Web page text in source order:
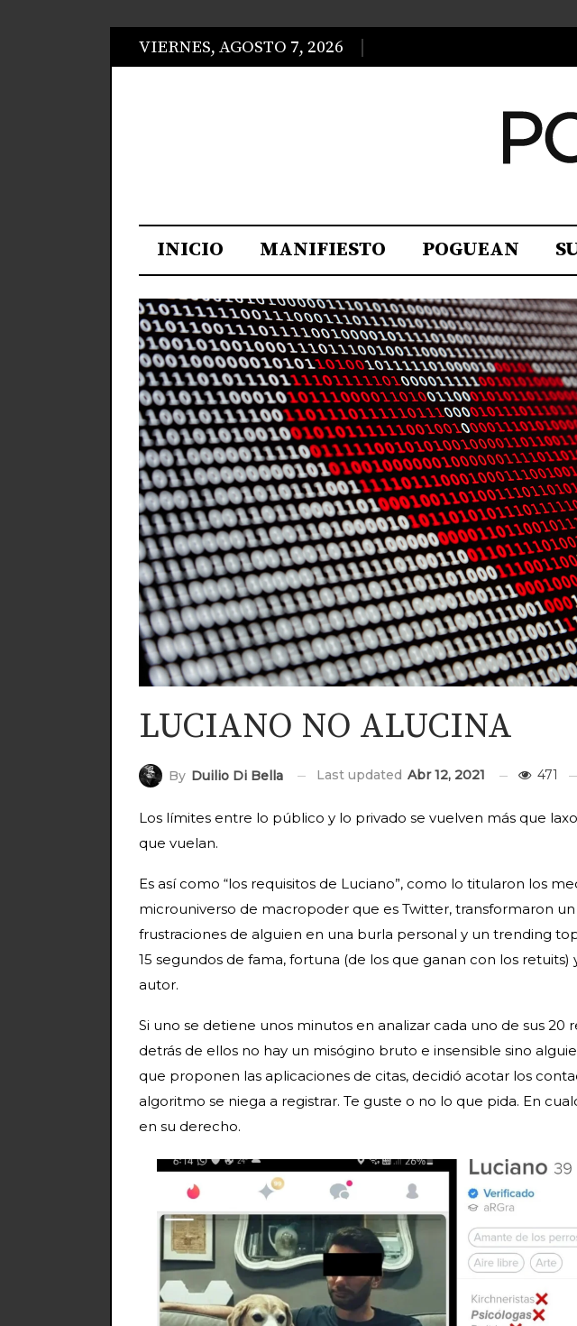
VIERNES, AGOSTO 7, 2026
INICIO MANIFIESTO POGUEAN
LUCIANO NO ALUCINA
By Duilio Di Bella Last updated Abr 12, 2021 471
Los límites entre lo público y lo privado se vuelven más que
que vuelan.
Es así como “los requisitos de Luciano”, como lo titularon los
microuniverso de macropoder que es Twitter, transformaron
frustraciones de alguien en una burla personal y un trending
15 segundos de fama, fortuna (de los que ganan con los
autor.
Si uno se detiene unos minutos en analizar cada uno de sus 20
detrás de ellos no hay un misógino bruto e insensible sino
que proponen las aplicaciones de citas, decidió acotar los
algoritmo se niega a registrar. Te guste o no lo que pida. En
en su derecho.